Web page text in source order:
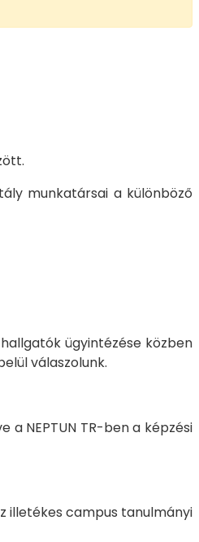
munkatársai a különböző
ügyintézése közben
válaszolunk.
NEPTUN TR-ben a képzési
illetékes campus tanulmányi